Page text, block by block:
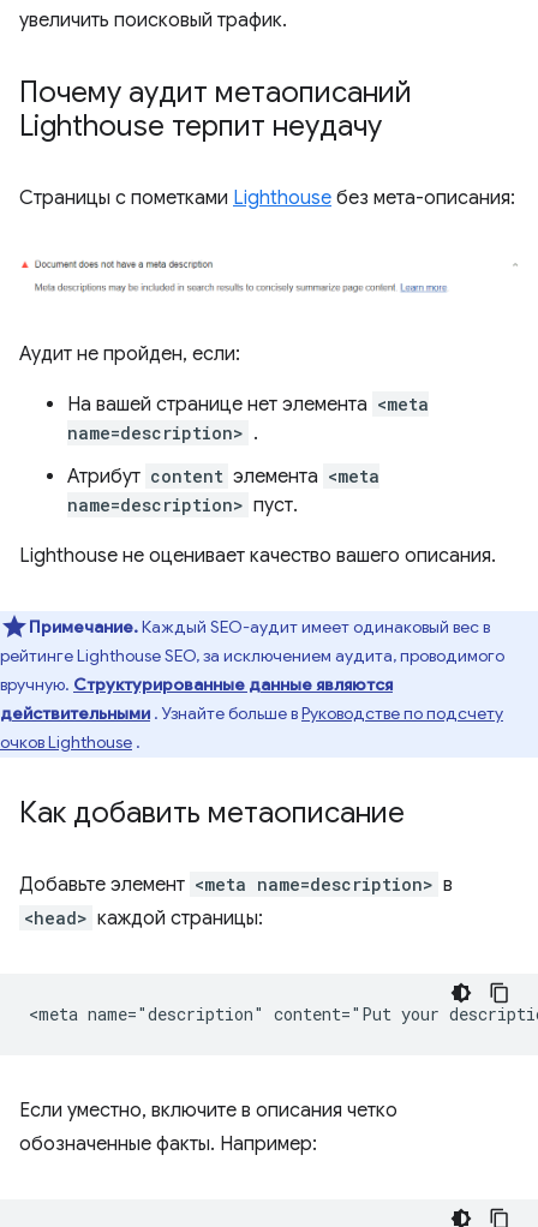
увеличить поисковый трафик.
Почему аудит метаописаний
Lighthouse терпит неудачу
Страницы с пометками Lighthouse без мета-описания:
Аудит не пройден, если:
На вашей странице нет элемента <meta
name=description> .
Атрибут content элемента <meta
name=description> пуст.
Lighthouse не оценивает качество вашего описания.
Примечание.Каждый SEO-аудит имеет одинаковый вес в
рейтинге Lighthouse SEO, за исключением аудита, проводимого
вручную. Структурированные данные являются
действительными . Узнайте больше вРуководстве по подсчету
очков Lighthouse .
Как добавить метаописание
Добавьте элемент <meta name=description> в
<head> каждой страницы:
Если уместно, включите в описания четко
обозначенные факты. Например: